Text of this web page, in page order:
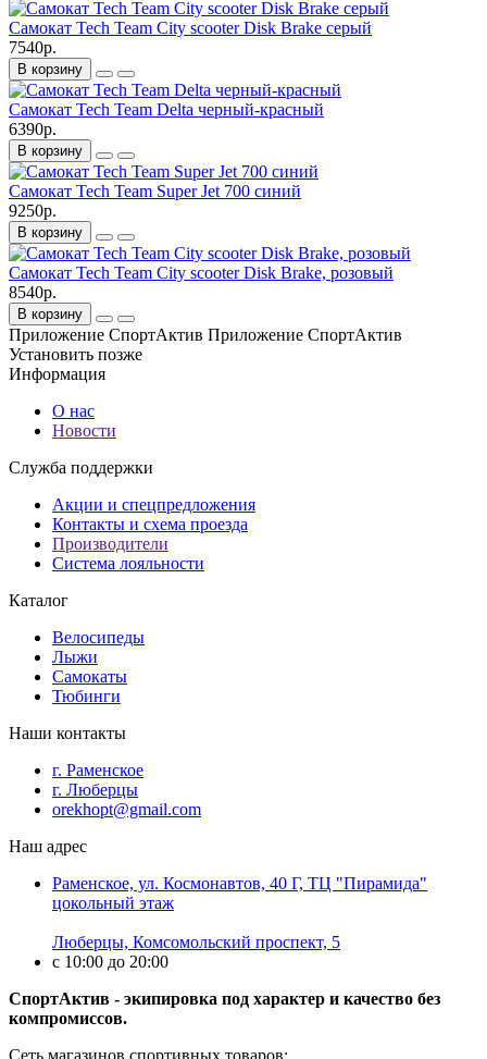
Самокат Tech Team City scooter Disk Brake серый
7540р.
В корзину
Самокат Tech Team Delta черный-красный
6390р.
В корзину
Самокат Tech Team Super Jet 700 синий
9250р.
В корзину
Самокат Tech Team City scooter Disk Brake, розовый
8540р.
В корзину
Приложение СпортАктив Приложение СпортАктив
Установить позже
Информация
О нас
Новости
Служба поддержки
Акции и спецпредложения
Контакты и схема проезда
Производители
Система лояльности
Каталог
Велосипеды
Лыжи
Самокаты
Тюбинги
Наши контакты
г. Раменское
г. Люберцы
orekhopt@gmail.com
Наш адрес
Раменское, ул. Космонавтов, 40 Г, ТЦ "Пирамида"
цокольный этаж
Люберцы, Комсомольский проспект, 5
с 10:00 до 20:00
СпортАктив - экипировка под характер и качество без
компромиссов.
Сеть магазинов спортивных товаров: